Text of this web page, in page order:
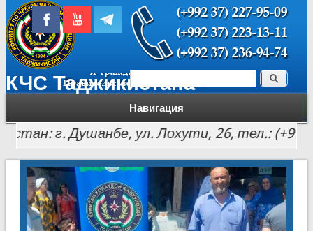
КЧС Таджикистана
Навигация
Форма поиска Поиск
г. Душанбе, ул. Лохути, 26, тел.: (+992